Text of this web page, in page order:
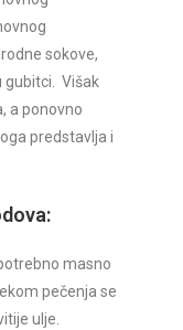
sokove,
gubitci. Višak
a ponovno
predstavlja i
masno
pečenja se
ulje.